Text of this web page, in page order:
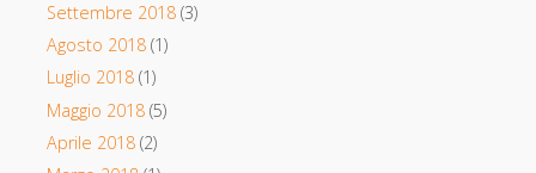
Settembre 2018(3)
Agosto 2018(1)
Luglio 2018(1)
Maggio 2018(5)
Aprile 2018(2)